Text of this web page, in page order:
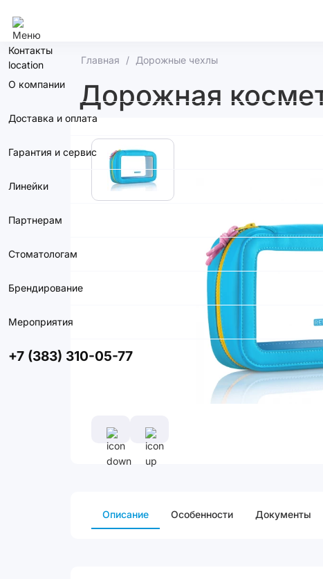
Контакты
О компании
Доставка и оплата
Гарантия и сервис
Линейки
Партнерам
Стоматологам
Брендирование
Мероприятия
+7 (383) 310-05-77
Главная Дорожные чехлы
Дорожная
Описание Особенности Документы